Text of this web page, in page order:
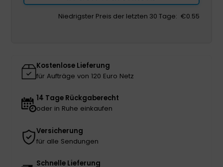
Niedrigster Preis der letzten 30 Tage: €0.55
Kostenlose Lieferung
für Aufträge von 120 Euro Netz
14 Tage Rückgaberecht
oder in Ruhe einkaufen
Versicherung
für alle Sendungen
Schnelle Lieferung